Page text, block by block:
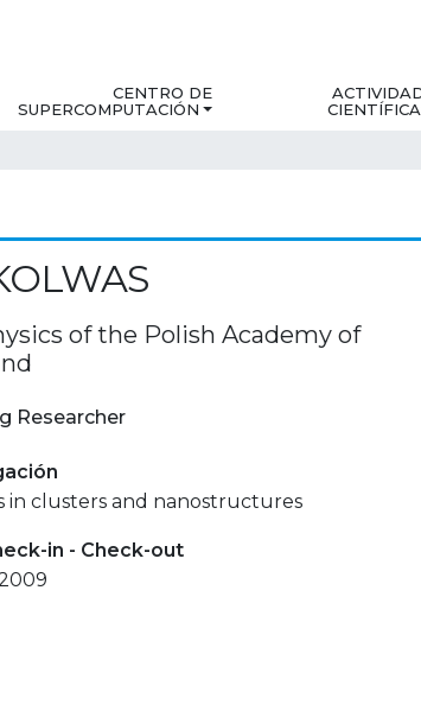
CENTRO DE
SUPERCOMPUTACIÓN
of the Polish Academy of
Researcher
in clusters and nanostructures
in - Check-out